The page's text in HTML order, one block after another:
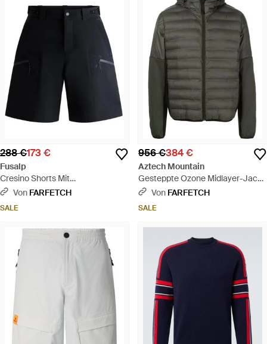
288 €173 €
Fusalp
Cresino Shorts Mit
Reißverschlusstaschen -
Von FARFETCH
SALE
956 €384 €
Aztech Mountain
Gesteppte Ozone Midlayer-Jacke
Aus Fleece - Grau
Von FARFETCH
SALE